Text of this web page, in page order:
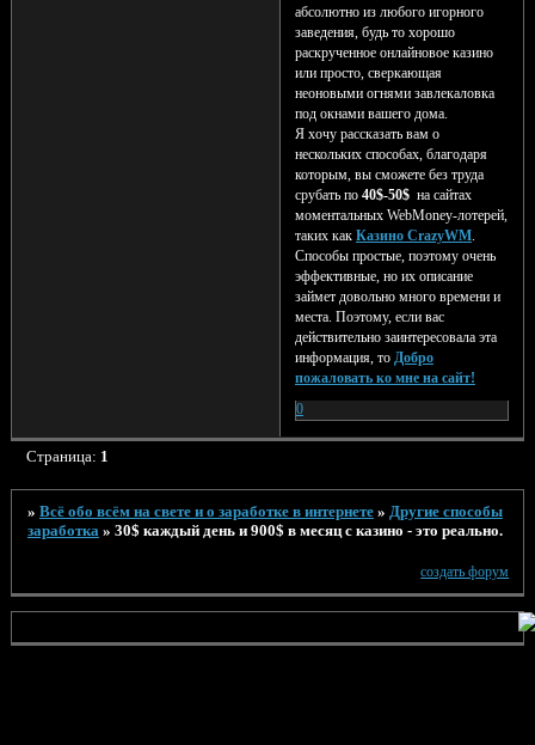
абсолютно из любого игорного
заведения, будь то хорошо
раскрученное онлайновое казино
или просто, сверкающая
неоновыми огнями завлекаловка
под окнами вашего дома.
Я хочу рассказать вам о
нескольких способах, благодаря
которым, вы сможете без труда
срубать по 40$-50$на сайтах
моментальных WebMoney-лотерей,
таких как Казино CrazyWM.
Способы простые, поэтому очень
эффективные, но их описание
займет довольно много времени и
места. Поэтому, если вас
действительно заинтересовала эта
информация, то Добро
пожаловать ко мне на сайт!
0
Страница: 1
» Всё обо всём на свете и о заработке в интернете » Другие способы
заработка » 30$ каждый день и 900$ в месяц с казино - это реально.
создать форум